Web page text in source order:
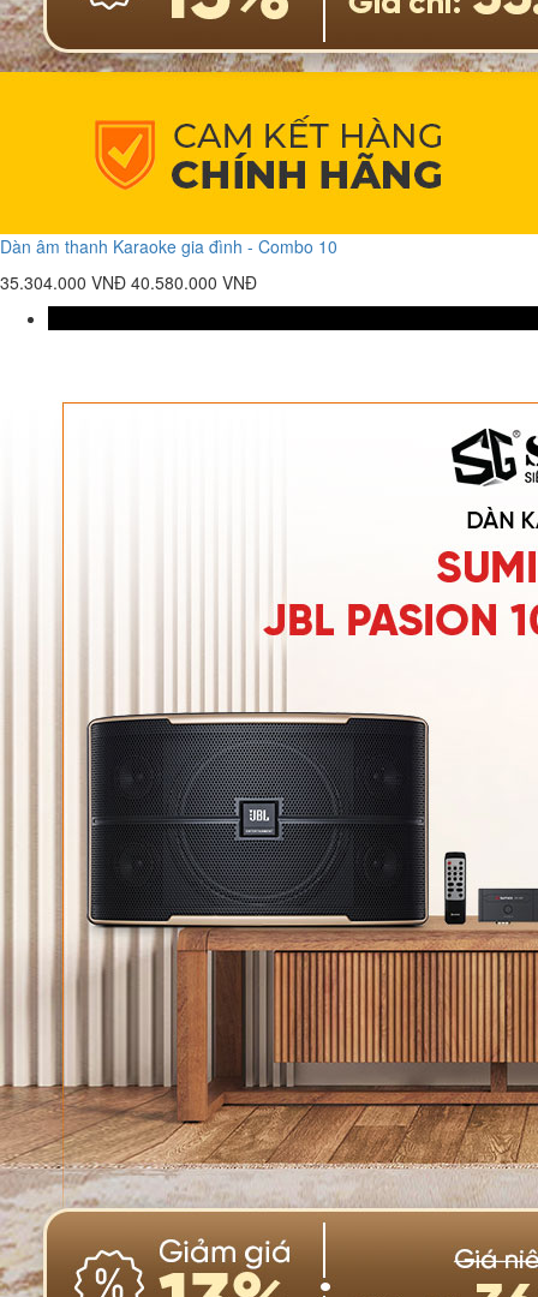
Dàn âm thanh Karaoke gia đình - Combo 10
35.304.000 VNĐ 40.580.000 VNĐ